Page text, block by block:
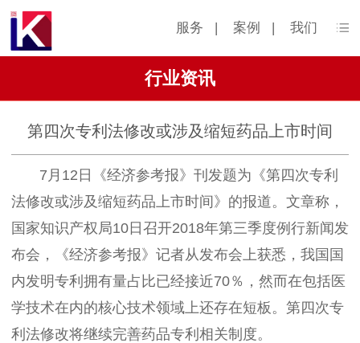
服务 | 案例 | 我们
行业资讯
第四次专利法修改或涉及缩短药品上市时间
7月12日《经济参考报》刊发题为《第四次专利
法修改或涉及缩短药品上市时间》的报道。文章称，
国家知识产权局10日召开2018年第三季度例行新闻发
布会，《经济参考报》记者从发布会上获悉，我国国
内发明专利拥有量占比已经接近70％，然而在包括医
学技术在内的核心技术领域上还存在短板。第四次专
利法修改将继续完善药品专利相关制度。